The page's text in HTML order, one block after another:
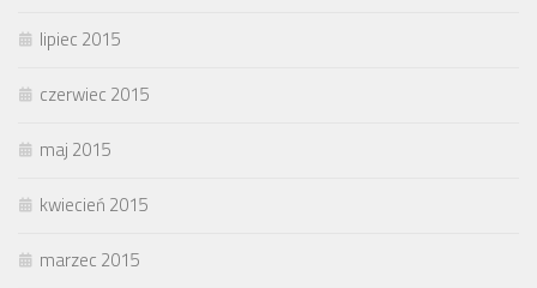
lipiec 2015
czerwiec 2015
maj 2015
kwiecień 2015
marzec 2015